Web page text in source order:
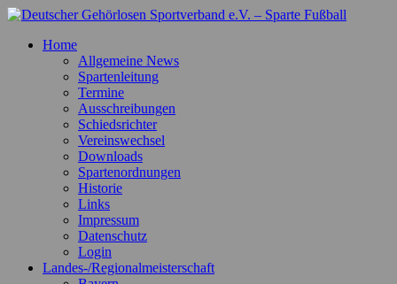
Zum
springen
Deutscher Gehörlosen Sportverband e.V. – Sparte Fußball
Offizielle Webseite der Sparte Fußball
Home
Allgemeine News
Spartenleitung
Termine
Ausschreibungen
Schiedsrichter
Vereinswechsel
Downloads
Spartenordnungen
Historie
Links
Impressum
Datenschutz
Login
Landes-/Regionalmeisterschaft